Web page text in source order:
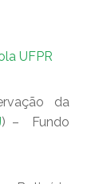
UFPR
da
) – Fundo